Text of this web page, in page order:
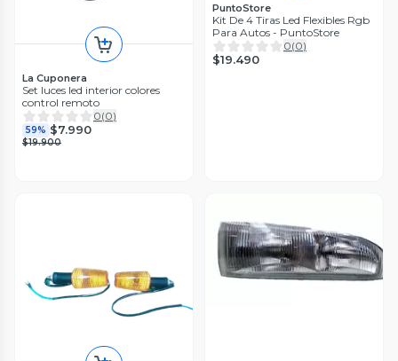
La Cuponera
Set luces led interior colores
control remoto
0(0)
59% $7.990
$19.900
PuntoStore
Kit De 4 Tiras Led Flexibles Rgb
Para Autos - PuntoStore
0(0)
$19.490